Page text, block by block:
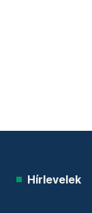
Hírlevelek